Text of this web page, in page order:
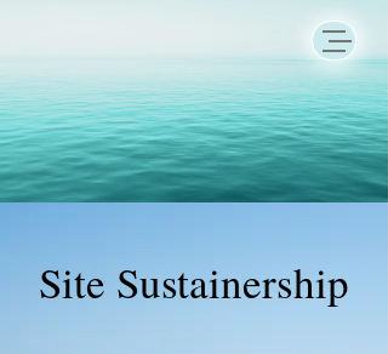
Site Sustainership